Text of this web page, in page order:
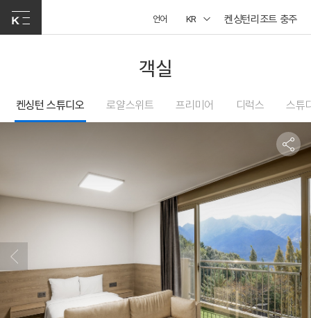
언어 KR 켄싱턴리조트 충주
객실
켄싱턴 스튜디오 로얄스위트 프리미어 디럭스 스튜